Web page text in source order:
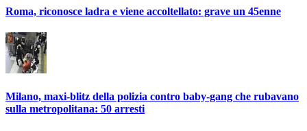
Roma, riconosce ladra e viene accoltellato: grave un 45enne
Milano, maxi-blitz della polizia contro baby-gang che rubavano
sulla metropolitana: 50 arresti